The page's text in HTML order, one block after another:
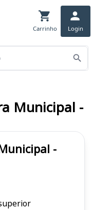
Carrinho Login
-
Municipal -